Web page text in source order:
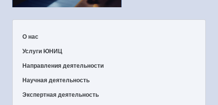
О нас
Услуги ЮНИЦ
Направления деятельности
Научная деятельность
Экспертная деятельность